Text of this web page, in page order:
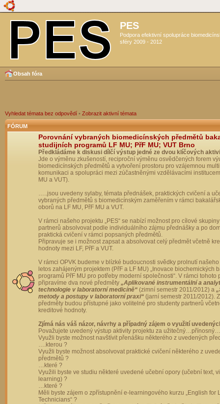
PES
Podpora efektivní spolupráce
sféry 2009 - 2012
Obsah fóra
Vyhledat témata bez odpovědí • Zobrazit aktivní témata
FÓRUM
Porovnání vybraných biomedicínských předmětů
studijních programů LF MU; PřF MU; VUT Brno
Předkládáme k diskusi dílčí výstup jedné ze dvou klíčových
Jde o výměnu zkušeností, reciproční výměnu osvědčených forem
biomedicínských předmětů a vytvoření prostoru pro vzájemnou
komunikaci a spolupráci mezi zúčastněnými vzdělávacími
MU a VUT).
…..jsou uvedeny sylaby, témata přednášek, praktických cvičení a
vybraných předmětů s biomedicínským zaměřením v rámci
oborů na LF MU, PřF MU a VUT.
V rámci našeho projektu „PES“ se nabízí možnost pro cílové
partnerů absolvovat podle individuálního zájmu přednášky a po
praktická cvičení v rámci popsaných předmětů.
Připravuje se i možnost zapsat a absolvovat celý předmět včetně
hodnoty mezi LF, PřF a VUT.
V rámci OPVK budeme v blízké budoucnosti svědky prolnutí
letos zahájeným projektem (PřF a LF MU) „Inovace biochemických
programů PřF MU pro potřeby moderní společnosti“. V rámci tohoto
připravíme dva nové předměty „Aplikované instrumentální a
technologie v laboratorní medicíně“ (zimní semestr 2011/2012) a
metody a postupy v laboratorní praxi“ (jarní semestr 2011/2012).
předměty budou přístupné jako volitelné pro studenty partnerů
kreditové hodnoty.
Zjímá nás váš názor, návrhy a případný zájem o využití
Považujete uvedený výstup aktivity projektu za
Využli byste možnost navštívit přenášku některého z uvedených
….kterou ?
Využli byste možnost absolvovat praktické cvičení některého z
předmětů ?
…které ?
Využili byste ve studiu některé uvedené učební opory (učební text,
learning) ?
…které ?
Měli byste zájem o zpřístupnění e-learningového kurzu „English for
Technicians“ ?